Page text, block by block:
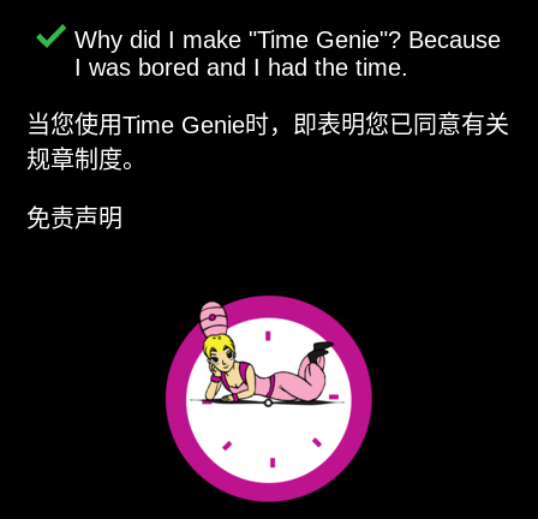
Why did I make Time Genie ? Because
I was bored and I had the time.
当您使用Time Genie时，即表明您已同意有关
规章制度。
免责声明